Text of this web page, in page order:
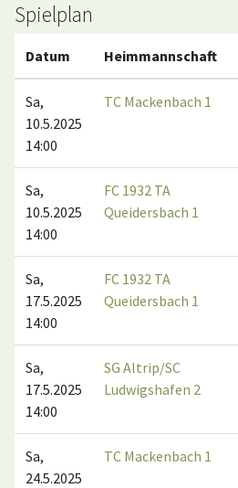
Spielplan
Datum Heimmannschaft
Sa,
10.5.2025
14:00
TC Mackenbach 1
Sa,
10.5.2025
14:00
FC 1932 TA
Queidersbach 1
Sa,
17.5.2025
14:00
FC 1932 TA
Queidersbach 1
Sa,
17.5.2025
14:00
SG Altrip/SC
Ludwigshafen 2
Sa,
24.5.2025
TC Mackenbach 1